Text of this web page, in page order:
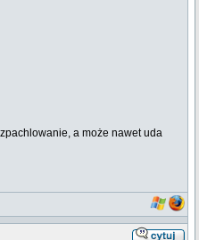
a może nawet uda